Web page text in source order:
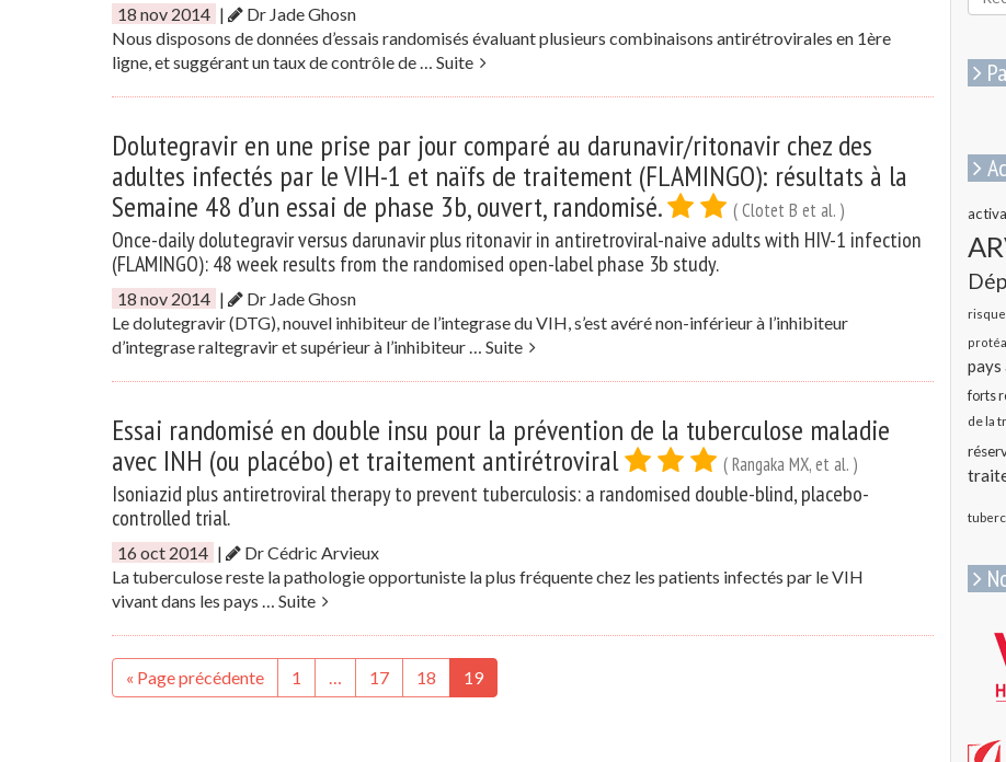
18 nov 2014 |
Dr Jade Ghosn
Nous disposons de données d’essais randomisés évaluant plusieurs combinaisons antirétrovirales en 1ère
ligne, et suggérant un taux de contrôle de … Suite
Dolutegravir en une prise par jour comparé au darunavir/ritonavir chez des
adultes infectés par le VIH-1 et naïfs de traitement (FLAMINGO): résultats à la
Semaine 48 d’un essai de phase 3b, ouvert, randomisé.
( Clotet B et al. )
Once-daily dolutegravir versus darunavir plus ritonavir in antiretroviral-naive adults with HIV-1 infection
(FLAMINGO): 48 week results from the randomised open-label phase 3b study.
18 nov 2014 |
Dr Jade Ghosn
Le dolutegravir (DTG), nouvel inhibiteur de l’integrase du VIH, s’est avéré non-inférieur à l’inhibiteur
d’integrase raltegravir et supérieur à l’inhibiteur … Suite
Essai randomisé en double insu pour la prévention de la tuberculose maladie
avec INH (ou placébo) et traitement antirétroviral
( Rangaka MX, et al. )
Isoniazid plus antiretroviral therapy to prevent tuberculosis: a randomised double-blind, placebo-
controlled trial.
16 oct 2014 |
Dr Cédric Arvieux
La tuberculose reste la pathologie opportuniste la plus fréquente chez les patients infectés par le VIH
vivant dans les pays … Suite
« Page précédente 1 … 17 18 19
pour
risque
pays
forts
de la